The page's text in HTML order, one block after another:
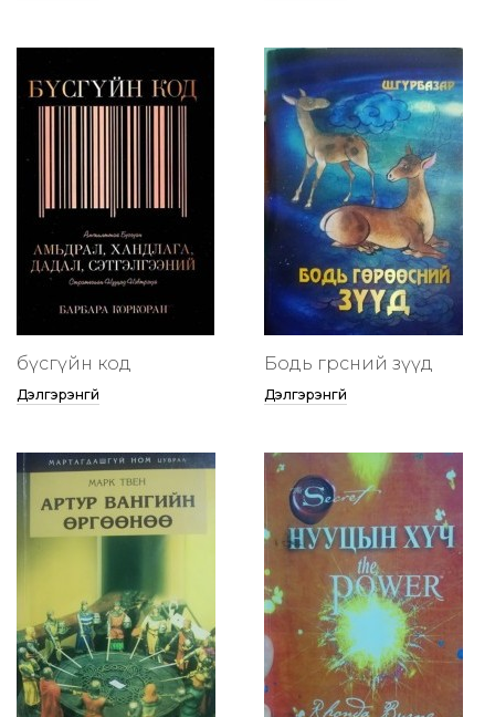
бүсгүйн код
Дэлгэрэнгүй
Бодь гөрөөсний зүүд
Дэлгэрэнгүй